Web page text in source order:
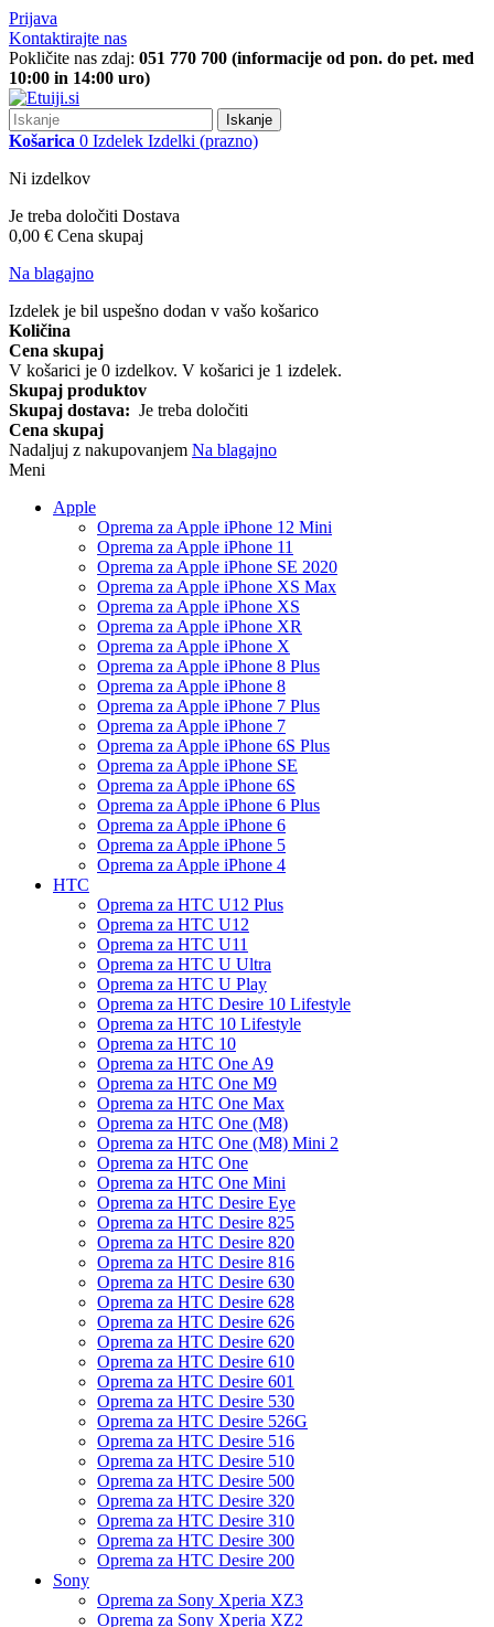
Prijava
Kontaktirajte nas
Pokličite nas zdaj: 051 770 700 (informacije od pon. do pet. med
10:00 in 14:00 uro)
Iskanje
Košarica 0 Izdelek Izdelki (prazno)
Ni izdelkov
Je treba določiti Dostava
0,00 € Cena skupaj
Na blagajno
Izdelek je bil uspešno dodan v vašo košarico
Količina
Cena skupaj
V košarici je 0 izdelkov. V košarici je 1 izdelek.
Skupaj produktov
Skupaj dostava: Je treba določiti
Cena skupaj
Nadaljuj z nakupovanjem Na blagajno
Meni
Apple
Oprema za Apple iPhone 12 Mini
Oprema za Apple iPhone 11
Oprema za Apple iPhone SE 2020
Oprema za Apple iPhone XS Max
Oprema za Apple iPhone XS
Oprema za Apple iPhone XR
Oprema za Apple iPhone X
Oprema za Apple iPhone 8 Plus
Oprema za Apple iPhone 8
Oprema za Apple iPhone 7 Plus
Oprema za Apple iPhone 7
Oprema za Apple iPhone 6S Plus
Oprema za Apple iPhone SE
Oprema za Apple iPhone 6S
Oprema za Apple iPhone 6 Plus
Oprema za Apple iPhone 6
Oprema za Apple iPhone 5
Oprema za Apple iPhone 4
HTC
Oprema za HTC U12 Plus
Oprema za HTC U12
Oprema za HTC U11
Oprema za HTC U Ultra
Oprema za HTC U Play
Oprema za HTC Desire 10 Lifestyle
Oprema za HTC 10 Lifestyle
Oprema za HTC 10
Oprema za HTC One A9
Oprema za HTC One M9
Oprema za HTC One Max
Oprema za HTC One (M8)
Oprema za HTC One (M8) Mini 2
Oprema za HTC One
Oprema za HTC One Mini
Oprema za HTC Desire Eye
Oprema za HTC Desire 825
Oprema za HTC Desire 820
Oprema za HTC Desire 816
Oprema za HTC Desire 630
Oprema za HTC Desire 628
Oprema za HTC Desire 626
Oprema za HTC Desire 620
Oprema za HTC Desire 610
Oprema za HTC Desire 601
Oprema za HTC Desire 530
Oprema za HTC Desire 526G
Oprema za HTC Desire 516
Oprema za HTC Desire 510
Oprema za HTC Desire 500
Oprema za HTC Desire 320
Oprema za HTC Desire 310
Oprema za HTC Desire 300
Oprema za HTC Desire 200
Sony
Oprema za Sony Xperia XZ3
Oprema za Sony Xperia XZ2